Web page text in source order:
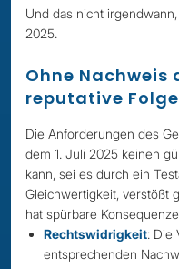
Und das nicht
2025.
Ohne
reputative
Die Anforderungen des
dem 1. Juli 2025 keinen
kann, sei es durch ein
Gleichwertigkeit, verstößt
hat spürbare
Rechtswidrigkeit: Die
entsprechenden